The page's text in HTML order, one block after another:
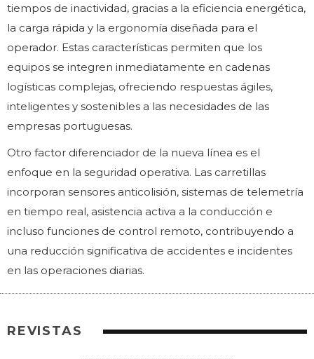
tiempos de inactividad, gracias a la eficiencia energética,
la carga rápida y la ergonomía diseñada para el
operador. Estas características permiten que los
equipos se integren inmediatamente en cadenas
logísticas complejas, ofreciendo respuestas ágiles,
inteligentes y sostenibles a las necesidades de las
empresas portuguesas.
Otro factor diferenciador de la nueva línea es el
enfoque en la seguridad operativa. Las carretillas
incorporan sensores anticolisión, sistemas de telemetría
en tiempo real, asistencia activa a la conducción e
incluso funciones de control remoto, contribuyendo a
una reducción significativa de accidentes e incidentes
en las operaciones diarias.
REVISTAS